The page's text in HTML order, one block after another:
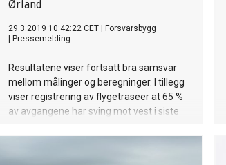
Ørland
29.3.2019 10:42:22 CET
Forsvarsbygg
Pressemelding
Resultatene viser fortsatt bra samsvar
mellom målinger og beregninger. I tillegg
viser registrering av flygetraseer at 65 %
av avgangene har sving mot vest i siste